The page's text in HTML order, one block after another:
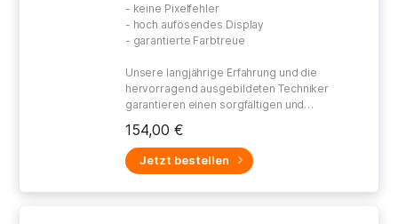
- keine Pixelfehler
- hoch aufösendes Display
- garantierte Farbtreue
Unsere langjährige Erfahrung und die
hervorragend ausgebildeten Techniker
garantieren einen sorgfältigen und
Ihres defekten Gerätes.
154,00 €
Jetzt bestellen